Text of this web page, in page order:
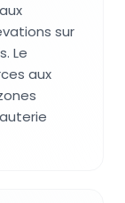
sur
Le
aux